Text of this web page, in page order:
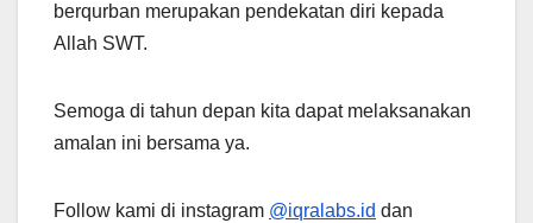
berqurban merupakan pendekatan diri kepada
Allah SWT.
Semoga di tahun depan kita dapat melaksanakan
amalan ini bersama ya.
Follow kami di instagram @‌iqralabs.id dan